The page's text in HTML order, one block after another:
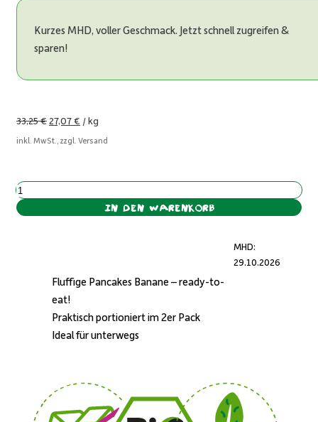
Kurzes MHD, voller Geschmack. Jetzt schnell zugreifen &
sparen!
33,25€27,07€ /kg
inkl. MwSt., zzgl. Versand
Fluffige
Pancakes
In den Warenkorb
Fluffige Pancakes Banane – ready-to-
eat!
Praktisch portioniert im 2er Pack
Ideal für unterwegs
MHD:
29.10.2026